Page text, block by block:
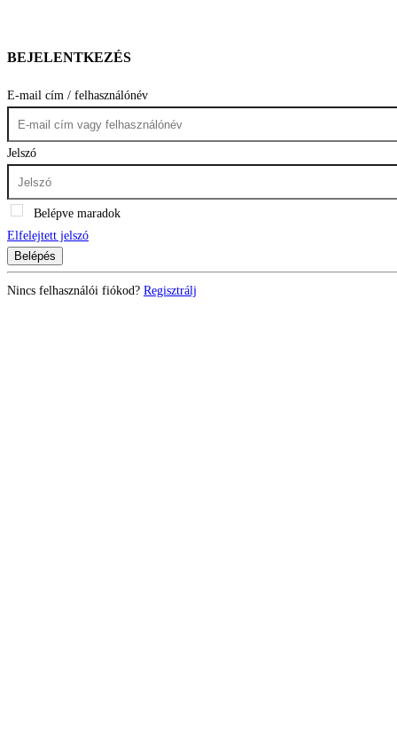
BEJELENTKEZÉS
E-mail cím / felhasználónév
Jelszó
Belépve maradok
Elfelejtett jelszó
Belépés
Nincs felhasználói fiókod? Regisztrálj